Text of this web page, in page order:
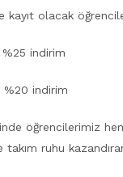
kayıt olacak
%25 indirim
%20 indirim
öğrencilerimiz
takım ruhu